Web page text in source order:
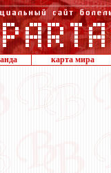
карта мира